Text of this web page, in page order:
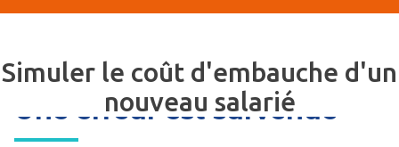
Simuler le coût d'embauche d'un
nouveau salarié